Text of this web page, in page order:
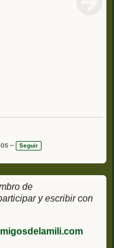
– Seguir
de
y escribir con